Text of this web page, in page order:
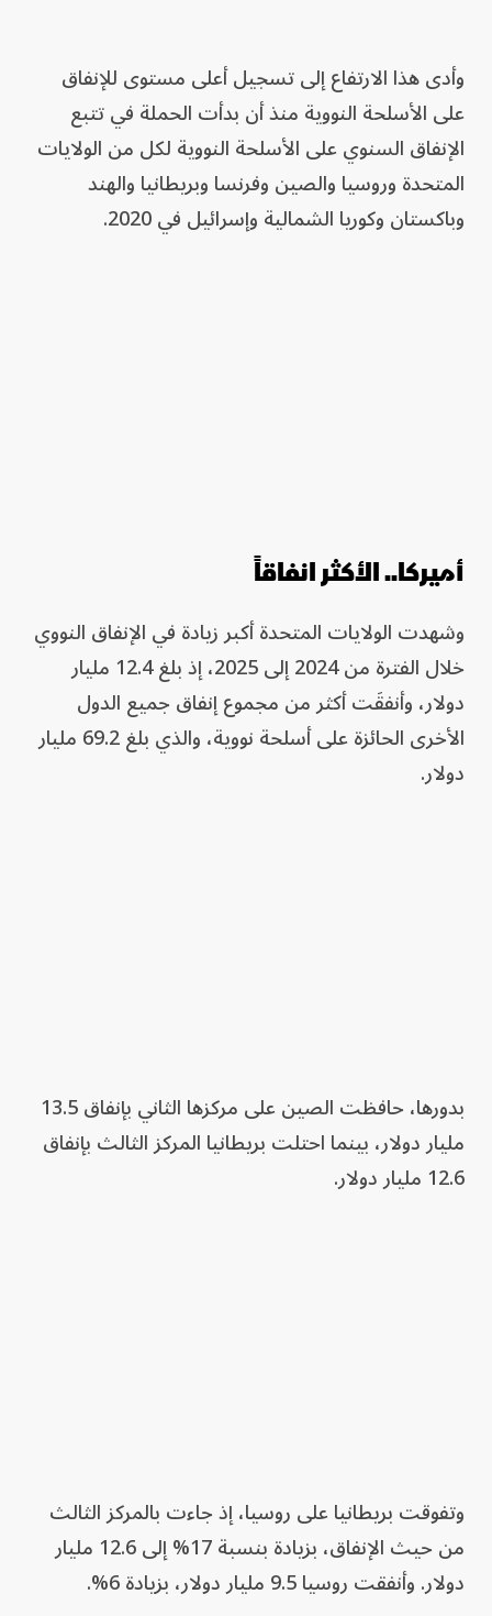
وأدى هذا الارتفاع إلى تسجيل أعلى مستوى للإنفاق
على الأسلحة النووية منذ أن بدأت ​الحملة في تتبع
الإنفاق السنوي على الأسلحة النووية لكل من الولايات
المتحدة وروسيا والصين وفرنسا وبريطانيا والهند
وباكستان ⁠وكوريا الشمالية وإسرائيل في 2020.
أميركا.. الأكثر انفاقاً
وشهدت الولايات المتحدة أكبر زيادة في الإنفاق النووي
خلال الفترة من 2024 إلى 2025، إذ بلغ 12.4 مليار
دولار، وأنفقَت أكثر من مجموع إنفاق جميع الدول
الأخرى الحائزة على أسلحة نووية، والذي بلغ 69.2 مليار
دولار.
بدورها، حافظت الصين على مركزها الثاني بإنفاق 13.5
مليار دولار، بينما احتلت بريطانيا المركز الثالث بإنفاق
12.6 مليار دولار.
وتفوقت بريطانيا ‌على روسيا، إذ جاءت بالمركز الثالث
من حيث الإنفاق، بزيادة بنسبة 17% إلى 12.6 مليار
دولار. وأنفقت روسيا 9.5 ​مليار دولار، بزيادة 6%.